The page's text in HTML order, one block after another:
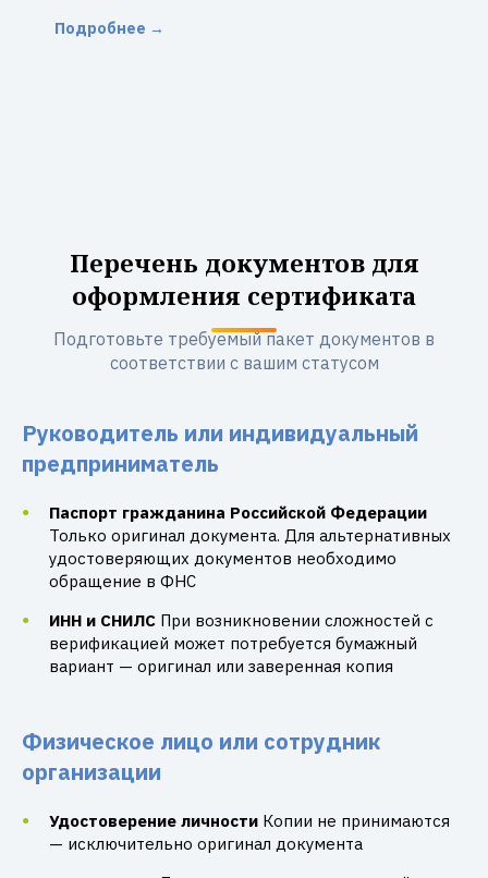
Подробнее →
Перечень документов для
оформления сертификата
Подготовьте требуемый пакет документов в
соответствии с вашим статусом
Руководитель или индивидуальный
предприниматель
Паспорт гражданина Российской Федерации
Только оригинал документа. Для альтернативных
удостоверяющих документов необходимо
обращение в ФНС
ИНН и СНИЛС При возникновении сложностей с
верификацией может потребуется бумажный
вариант — оригинал или заверенная копия
Физическое лицо или сотрудник
организации
Удостоверение личности Копии не принимаются
— исключительно оригинал документа